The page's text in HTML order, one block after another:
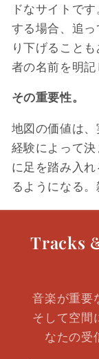
ドなサイトで
する場合、追
り下げること
者の名前を明記
その重要性。
地図の価値は
経験によって
に足を踏み入
るようになる
Tracks
音楽が重要
そして空間
なたの受